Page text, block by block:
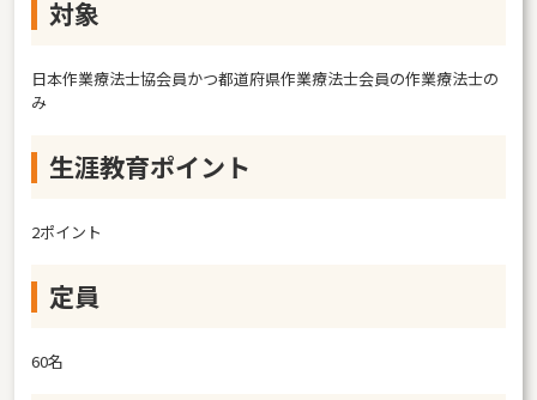
対象
日本作業療法士協会員かつ都道府県作業療法士会員の作業療法士の
み
生涯教育ポイント
2ポイント
定員
60名